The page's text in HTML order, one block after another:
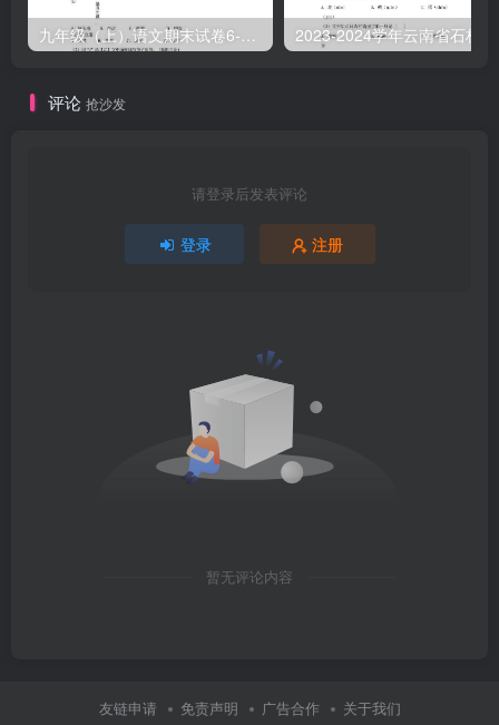
九年级（上）语文期末试卷6-2卷人教部编版
评论 抢沙发
请登录后发表评论
登录 注册
暂无评论内容
友链申请 免责声明 广告合作 关于我们